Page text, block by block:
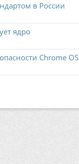
в России
ядро
Chrome OS